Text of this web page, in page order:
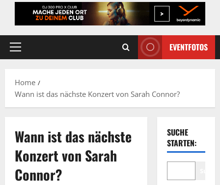
Primary
EVENTFOTOS
Home
Wann ist das nächste Konzert von Sarah Connor?
Wann ist das nächste
Konzert von Sarah
Connor?
SUCHE
STARTEN: